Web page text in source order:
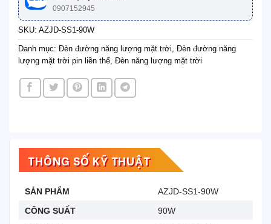
0907152945
SKU: AZJD-SS1-90W
Danh mục: Đèn đường năng lượng mặt trời, Đèn đường năng
lượng mặt trời pin liền thể, Đèn năng lượng mặt trời
THÔNG SỐ KỸ THUẬT
SẢN PHẨM
AZJD-SS1-90W
CÔNG SUẤT
90W